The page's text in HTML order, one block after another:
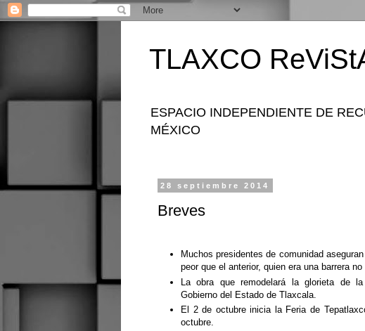
TLAXCO
ESPACIO INDEPENDIENTE DE
MÉXICO
28 septiembre 2014
Breves
Muchos presidentes de comunidad
peor que el anterior, quien era una barrera
La obra que remodelará la glorieta de
Gobierno del Estado de Tlaxcala.
El 2 de octubre inicia la Feria de
octubre.